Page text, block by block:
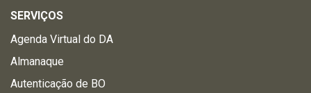
SERVIÇOS
Agenda Virtual do DA
Almanaque
Autenticação de BO